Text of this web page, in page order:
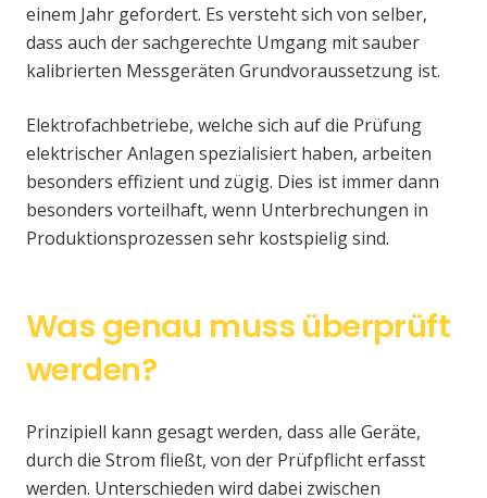
einem Jahr gefordert. Es versteht sich von selber,
dass auch der sachgerechte Umgang mit sauber
kalibrierten Messgeräten Grundvoraussetzung ist.
Elektrofachbetriebe, welche sich auf die Prüfung
elektrischer Anlagen spezialisiert haben, arbeiten
besonders effizient und zügig. Dies ist immer dann
besonders vorteilhaft, wenn Unterbrechungen in
Produktionsprozessen sehr kostspielig sind.
Was genau muss überprüft
werden?
Prinzipiell kann gesagt werden, dass alle Geräte,
durch die Strom fließt, von der Prüfpflicht erfasst
werden. Unterschieden wird dabei zwischen